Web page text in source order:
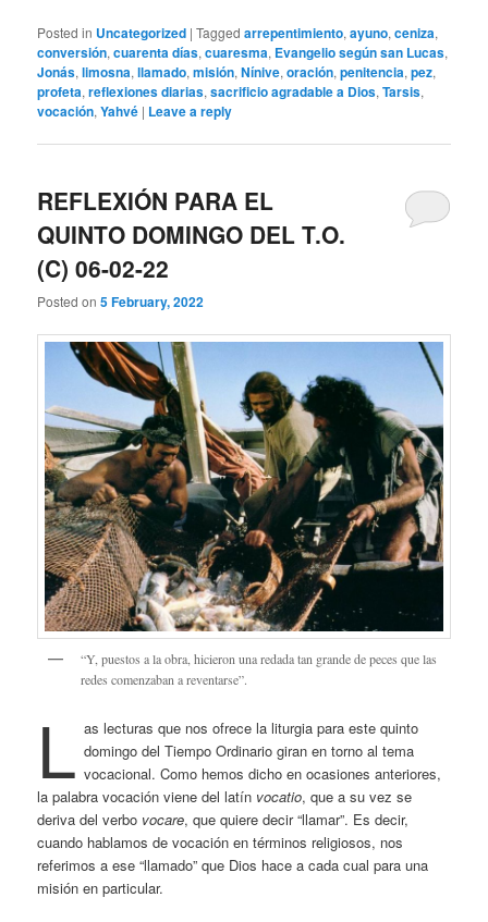
Posted in Uncategorized |Tagged arrepentimiento,ayuno,ceniza,
conversión,cuarenta días,cuaresma, Evangelio según san Lucas,
Jonás,limosna,llamado,misión,Nínive,oración,penitencia,pez,
profeta,reflexiones diarias,sacrificio agradable a Dios,Tarsis,
vocación,Yahvé | Leave a reply
REFLEXIÓN PARA EL
QUINTO DOMINGO DEL T.O.
(C) 06-02-22
Posted on5 February, 2022
“Y, puestos a la obra, hicieron una redada tan grande de peces que las
redes comenzaban a reventarse”.
L as lecturas que nos ofrece la liturgia para este quinto
domingo del Tiempo Ordinario giran en torno al tema
vocacional. Como hemos dicho en ocasiones anteriores,
la palabra vocación viene del latín vocatio, que a su vez se
deriva del verbo vocare, que quiere decir “llamar”. Es decir,
cuando hablamos de vocación en términos religiosos, nos
referimos a ese “llamado” que Dios hace a cada cual para una
misión en particular.